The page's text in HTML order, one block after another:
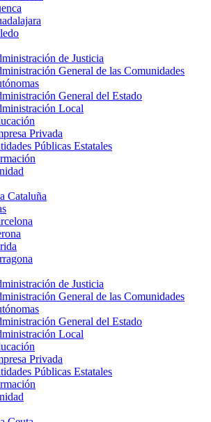
de Justicia
General de las Comunidades
General del Estado
Local
Privada
Públicas Estatales
Cataluña
de Justicia
General de las Comunidades
General del Estado
Local
Privada
Públicas Estatales